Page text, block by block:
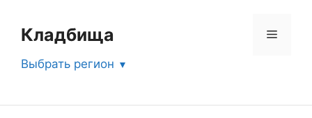
содержимому
Кладбища Меню
Выбрать регион